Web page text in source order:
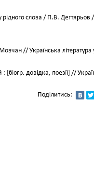
слова / П.В.
// Українська література
[біогр. довідка, поезії] //
Поділитись: